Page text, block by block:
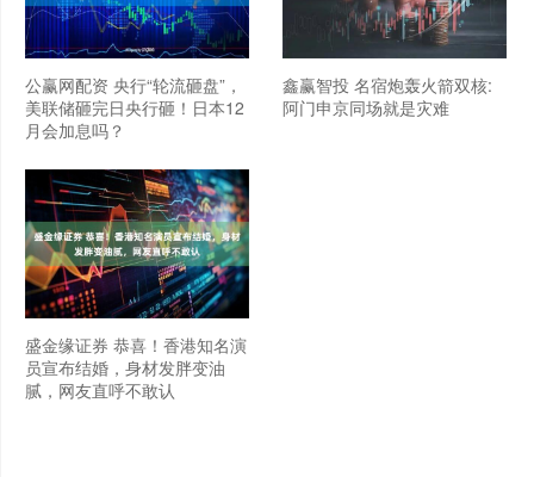
公赢网配资 央行“轮流砸盘”，
美联储砸完日央行砸！日本12
月会加息吗？
鑫赢智投 名宿炮轰火箭双核:
阿门申京同场就是灾难
盛金缘证券 恭喜！香港知名演
员宣布结婚，身材发胖变油
腻，网友直呼不敢认